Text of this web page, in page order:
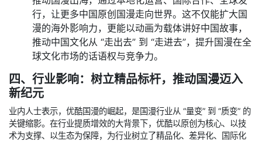
行，让更多中国原创国漫走向世界。这不仅能扩大国
漫的海外影响力，更能以动画为载体讲好中国故事，
推动中国文化从 “走出去” 到 “走进去”，提升国漫在全
球文化市场的话语权与竞争力。
四、行业影响：树立精品标杆，推动国漫迈入
新纪元
业内人士表示，优酷国漫的崛起，是国漫行业从 “量变” 到 “质变” 的
关键缩影。在行业提质增效的大背景下，优酷以原创为核心、以技
术为支撑、以生态为保障，为行业树立了精品化、差异化、国际化